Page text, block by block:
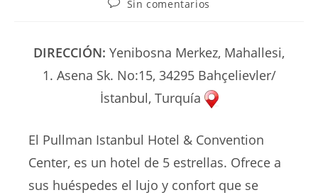
la
Sin comentarios
DIRECCIÓN: Yenibosna Merkez, Mahallesi,
1. Asena Sk. No:15, 34295 Bahçelievler/
İstanbul, Turquía
El Pullman Istanbul Hotel & Convention
Center, es un hotel de 5 estrellas. Ofrece a
sus huéspedes el lujo y confort que se